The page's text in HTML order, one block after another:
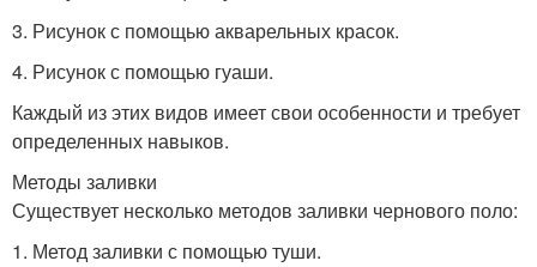
3. Рисунок с помощью акварельных красок.
4. Рисунок с помощью гуаши.
Каждый из этих видов имеет свои особенности и требует
определенных навыков.
Методы заливки
Существует несколько методов заливки чернового поло:
1. Метод заливки с помощью туши.